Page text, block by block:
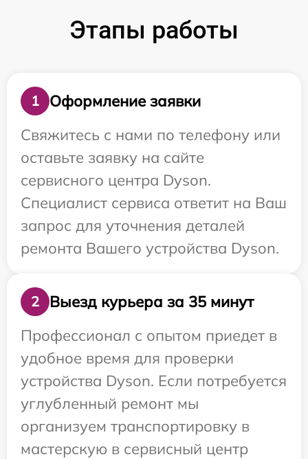
Этапы работы
1
Оформление заявки
Свяжитесь с нами по телефону или
оставьте заявку на сайте
сервисного центра Dyson.
Специалист сервиса ответит на Ваш
запрос для уточнения деталей
ремонта Вашего устройства Dyson.
2
Выезд курьера за 35 минут
Профессионал с опытом приедет в
удобное время для проверки
устройства Dyson. Если потребуется
углубленный ремонт мы
организуем транспортировку в
мастерскую в сервисный центр